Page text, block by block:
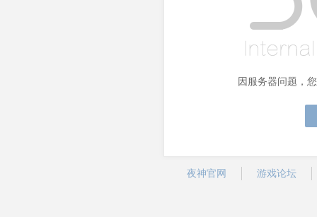
因服务器问题，
夜神官网 游戏论坛